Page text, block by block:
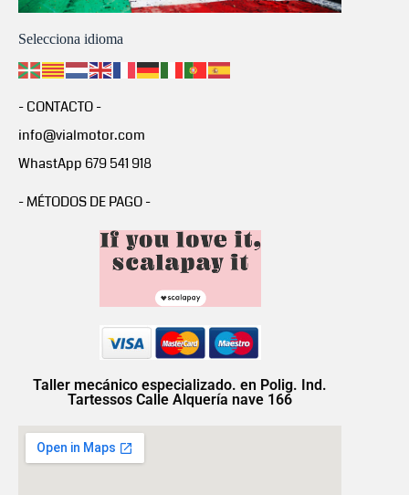
Selecciona idioma
- CONTACTO -
info@vialmotor.com
WhastApp 679 541 918
- MÉTODOS DE PAGO -
Taller mecánico especializado. en Polig. Ind.
Tartessos Calle Alquería nave 166